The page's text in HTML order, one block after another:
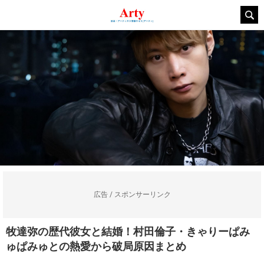
広告 / スポンサーリンク
牧達弥の歴代彼女と結婚！村田倫子・きゃりーぱみ
ゅぱみゅとの熱愛から破局原因まとめ